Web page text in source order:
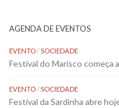
AGENDA DE EVENTOS
EVENTO / SOCIEDADE
Festival do Marisco começa
EVENTO / SOCIEDADE
Festival da Sardinha abre